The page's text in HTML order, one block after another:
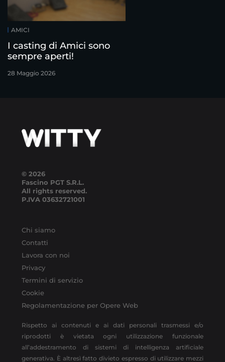
AMICI
I casting di Amici sono
sempre aperti!
28 Maggio 2026
© 2026
Fascino PGT S.R.L.
All rights reserved.
P.IVA 03632721001
Chi siamo
Contatti
Lavora con noi
Privacy
Termini di servizio
Cookie
Regolamentazione per Opere Web
Rispetto ai contenuti e ai dati personali trasmessi e/o
riprodotti è vietata ogni utilizzazione funzionale
all’addestramento di sistemi di intelligenza artificiale
generativa. È altresì fatto divieto espresso di utilizzare mezzi